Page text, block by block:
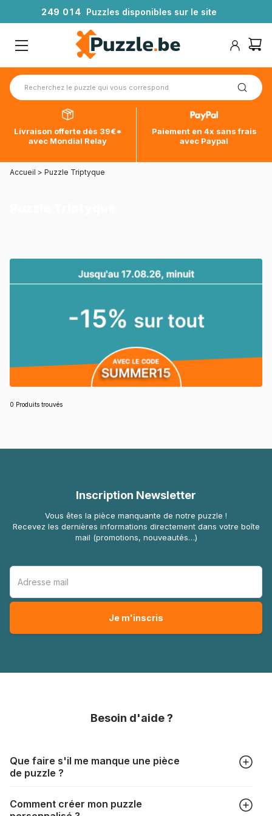
249 01 4 Puzzles disponibles sur le site
Livraison offerte dès 39€*
avec Mondial Relay
Paiement en 4x sans frais
avec Paypal
Accueil > Puzzle Triptyque
0 Produits trouvés
Inscription Newsletter
Vous êtes la pièce manquante de notre puzzle !
Recevez les dernières informations directement dans votre boîte
mail (promotions, nouveautés…)
Besoin d'aide ?
Que faire s'il me manque une pièce
de puzzle ?
grand soin, mais il peut quand même arriver qu'il vous
Comment créer mon puzzle